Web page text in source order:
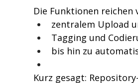
Die Funktionen reichen
zentralem Upload
Tagging und
bis hin zu
Kurz gesagt: